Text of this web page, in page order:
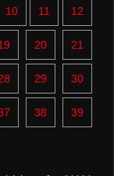
10 11 12
20 21
29 30
38 39